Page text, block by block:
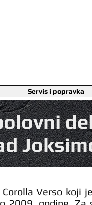
Servis i popravka
Verso koji